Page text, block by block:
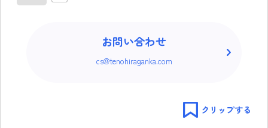
お問い合わせ
cs@tenohiraganka.com
クリップする